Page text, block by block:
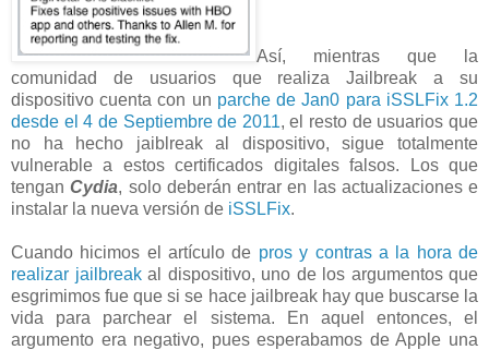
Así, mientras que la
comunidad de usuarios que realiza Jailbreak a su
dispositivo cuenta con un parche de Jan0 para iSSLFix 1.2
desde el 4 de Septiembre de 2011, el resto de usuarios que
no ha hecho jaiblreak al dispositivo, sigue totalmente
vulnerable a estos certificados digitales falsos. Los que
tenganCydia, solo deberán entrar en las actualizaciones e
instalar la nueva versión de iSSLFix.
Cuando hicimos el artículo de pros y contras a la hora de
realizar jailbreakal dispositivo, uno de los argumentos que
esgrimimos fue que si se hace jailbreak hay que buscarse la
vida para parchear el sistema. En aquel entonces, el
argumento era negativo, pues esperabamos de Apple una